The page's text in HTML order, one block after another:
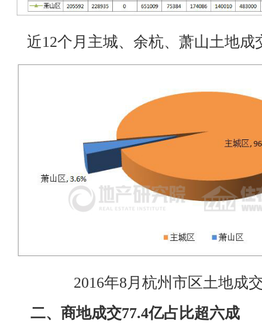
近12个月主城、余杭、萧山土地成
2016年8月杭州市区土地成
二、商地成交77.4亿占比超六成